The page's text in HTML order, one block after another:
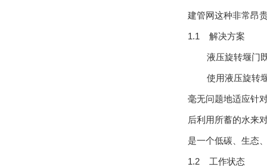
建管网这种非常昂
1.1 解决方案
液压旋转堰门
使用液压旋转
毫无问题地适应针
后利用所蓄的水来
是一个低碳、生态
1.2 工作状态